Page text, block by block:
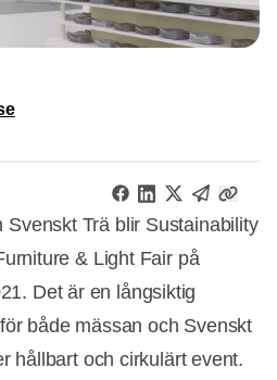
Svenskt Trä blir Sustainability
& Light Fair på
Det är en långsiktig
både mässan och Svenskt
hållbart och cirkulärt event.